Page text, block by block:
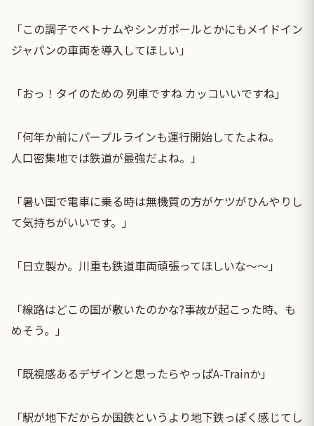
「この調子でベトナムやシンガポールとかにもメイドイン
ジャパンの車両を導入してほしい」
「おっ！タイのための 列車ですね カッコいいですね」
「何年か前にパープルラインも運行開始してたよね。
人口密集地では鉄道が最強だよね。」
「暑い国で電車に乗る時は無機質の方がケツがひんやりし
て気持ちがいいです。」
「日立製か。川重も鉄道車両頑張ってほしいな〜〜」
「線路はどこの国が敷いたのかな?事故が起こった時、も
めそう。」
「既視感あるデザインと思ったらやっぱA-Trainか」
「駅が地下だからか国鉄というより地下鉄っぽく感じてし